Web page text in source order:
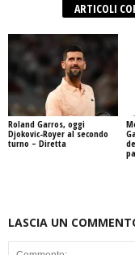
ARTICOLI
Roland Garros, oggi
Djokovic-Royer al secondo
turno – Diretta
LASCIA UN